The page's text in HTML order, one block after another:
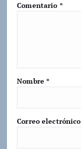
Comentario *
Nombre*
Correo electrónico